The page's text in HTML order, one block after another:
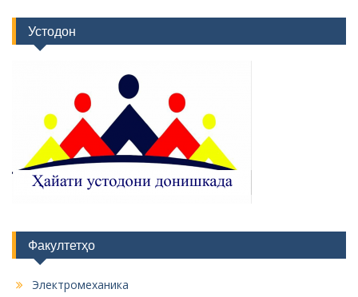
Устодон
Факултетҳо
Электромеханика